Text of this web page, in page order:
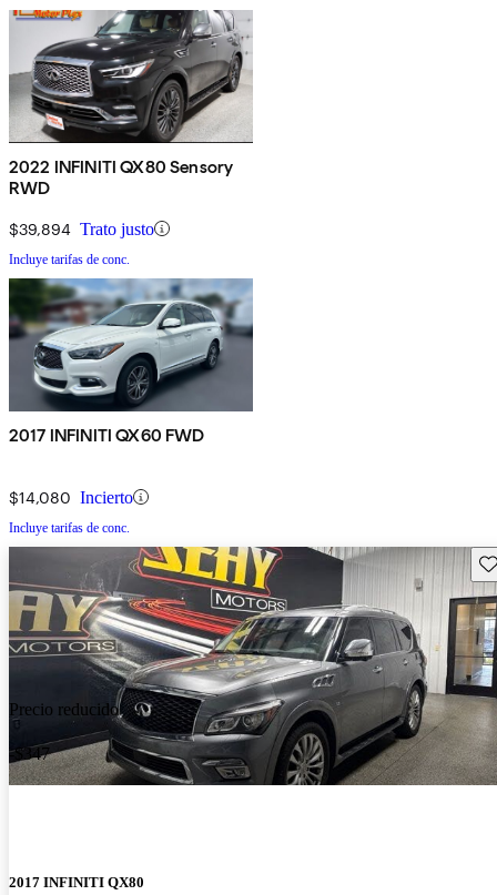
2022 INFINITI QX80 Sensory
RWD
$39,894 Trato justo
Incluye tarifas de conc.
2017 INFINITI QX60 FWD
$14,080 Incierto
Incluye tarifas de conc.
Precio reducido
-$347
2017 INFINITI QX80